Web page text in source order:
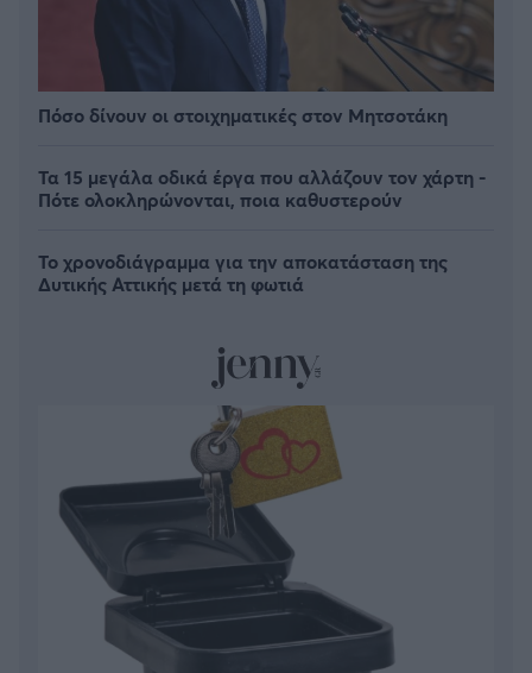
Πόσο δίνουν οι στοιχηματικές στον Μητσοτάκη
Τα 15 μεγάλα οδικά έργα που αλλάζουν τον χάρτη -
Πότε ολοκληρώνονται, ποια καθυστερούν
Το χρονοδιάγραμμα για την αποκατάσταση της
Δυτικής Αττικής μετά τη φωτιά